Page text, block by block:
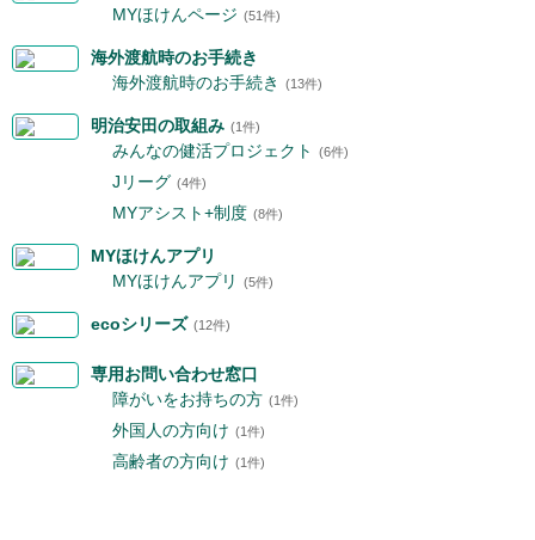
MYほけんページ (51件)
海外渡航時のお手続き
海外渡航時のお手続き
(13件)
明治安田の取組み (1件)
みんなの健活プロジェクト (6件)
Jリーグ (4件)
MYアシスト+制度 (8件)
MYほけんアプリ
MYほけんアプリ
(5件)
ecoシリーズ (12件)
専用お問い合わせ窓口
障がいをお持ちの方 (1件)
外国人の方向け (1件)
高齢者の方向け (1件)